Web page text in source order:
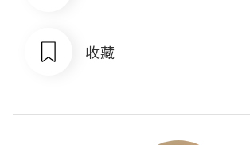
收藏